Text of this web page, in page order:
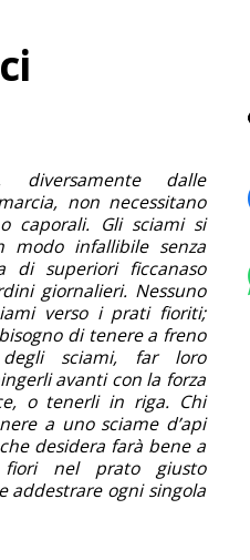
diversamente dalle
non necessitano
caporali. Gli sciami si
modo infallibile senza
di superiori ficcanaso
giornalieri. Nessuno
verso i prati fioriti;
di tenere a freno
sciami, far loro
avanti con la forza
o tenerli in riga. Chi
a uno sciame d’api
desidera farà bene a
nel prato giusto
addestrare ogni singola